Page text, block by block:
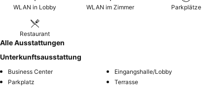
Aufmerksamkeit des Personals, wobei der Eigentümer oft für
entspannenden Aufenthalt sollten Sie eines der kürzlich
renovierten Zimmer mit modernem Bad und ebenerdiger Dusche
anfragen.
WLAN in Lobby WLAN im Zimmer Parkplätze
Restaurant
Alle Ausstattungen
Unterkunftsausstattung
Business Center
Eingangshalle/Lobby
Parkplatz
Terrasse